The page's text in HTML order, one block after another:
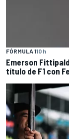
FÓRMULA 110 h
Emerson
título de F1 con